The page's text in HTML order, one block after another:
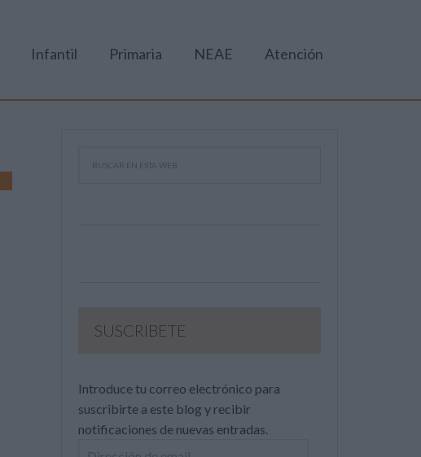
Infantil Primaria NEAE Atención
SUSCRIBETE
Introduce tu correo electrónico para
suscribirte a este blog y recibir
notificaciones de nuevas entradas.
Dirección